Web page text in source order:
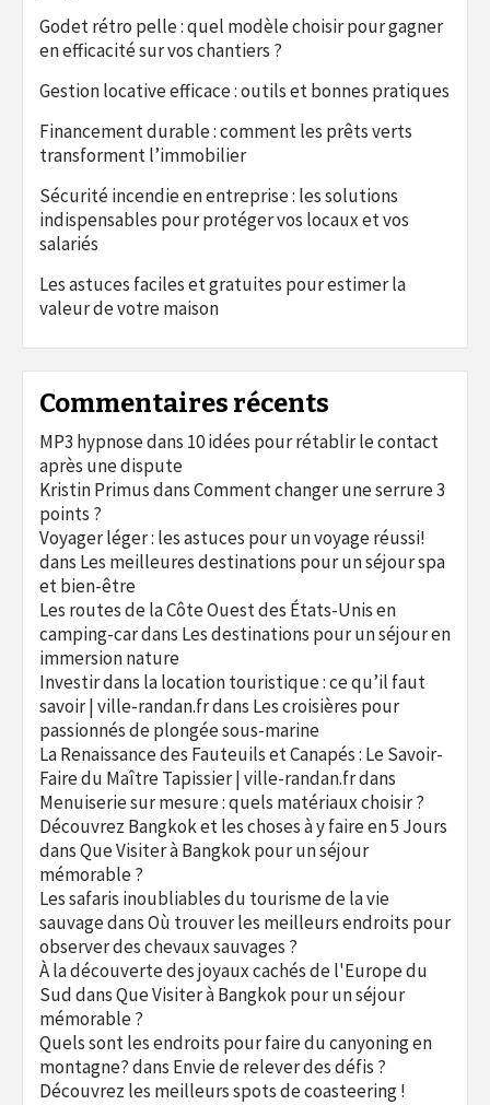
Godet rétro pelle : quel modèle choisir pour gagner
en efficacité sur vos chantiers ?
Gestion locative efficace : outils et bonnes pratiques
Financement durable : comment les prêts verts
transforment l’immobilier
Sécurité incendie en entreprise : les solutions
indispensables pour protéger vos locaux et vos
salariés
Les astuces faciles et gratuites pour estimer la
valeur de votre maison
Commentaires récents
MP3 hypnosedans 10 idées pour rétablir le contact
après une dispute
Kristin PrimusdansComment changer une serrure 3
points ?
Voyager léger : les astuces pour un voyage réussi!
dans Les meilleures destinations pour un séjour spa
et bien-être
Les routes de la Côte Ouest des États-Unis en
camping-cardans Les destinations pour un séjour en
immersion nature
Investir dans la location touristique : ce qu’il faut
savoir | ville-randan.frdans Les croisières pour
passionnés de plongée sous-marine
La Renaissance des Fauteuils et Canapés : Le Savoir-
Faire du Maître Tapissier | ville-randan.frdans
Menuiserie sur mesure : quels matériaux choisir ?
Découvrez Bangkok et les choses à y faire en 5 Jours
dansQue Visiter à Bangkok pour un séjour
mémorable ?
Les safaris inoubliables du tourisme de la vie
sauvagedansOù trouver les meilleurs endroits pour
observer des chevaux sauvages ?
À la découverte des joyaux cachés de l'Europe du
SuddansQue Visiter à Bangkok pour un séjour
mémorable ?
Quels sont les endroits pour faire du canyoning en
montagne?dans Envie de relever des défis ?
Découvrez les meilleurs spots de coasteering !